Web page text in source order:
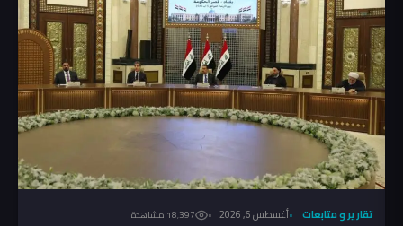
تقارير و متابعات أغسطس 6, 2026 18٬397 مشاهدة